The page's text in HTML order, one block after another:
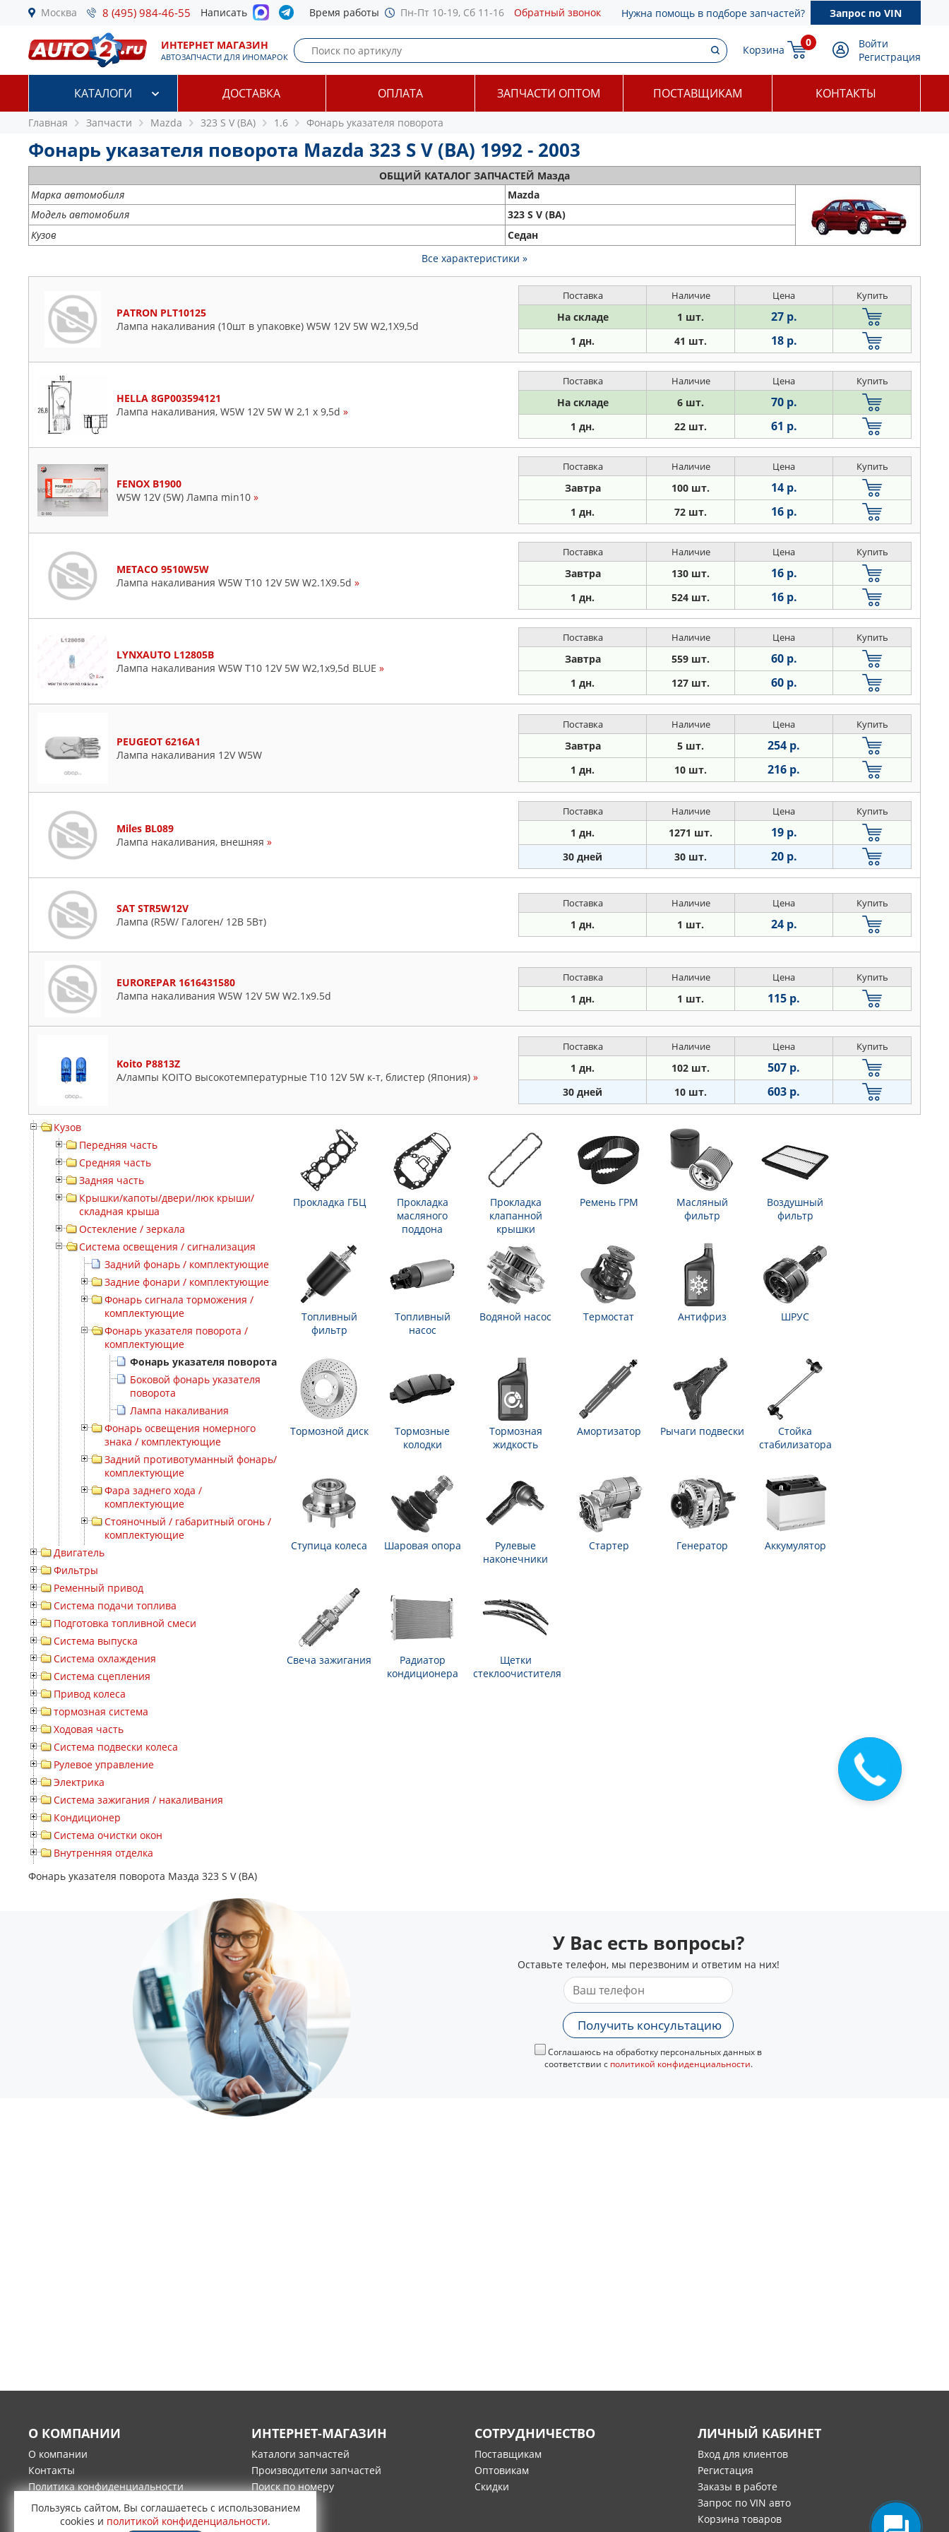
Москва 8 (495) 984-46-55 Написать Время работы Пн-Пт 10-19, Сб 11-16 Обратный звонок Нужна помощь в подборе запчастей? Запрос по VIN
ИНТЕРНЕТ МАГАЗИН
АВТОЗАПЧАСТИ ДЛЯ ИНОМАРОК
Корзина
0
Войти
Регистрация
КАТАЛОГИ ДОСТАВКА ОПЛАТА ЗАПЧАСТИ ОПТОМ ПОСТАВЩИКАМ КОНТАКТЫ
Главная Запчасти Mazda 323 S V (BA) 1.6 Фонарь указателя поворота
Фонарь указателя поворота Mazda 323 S V (BA) 1992 - 2003
ОБЩИЙ КАТАЛОГ ЗАПЧАСТЕЙ Мазда
Марка автомобиля
Mazda
Модель автомобиля
323 S V (BA)
Кузов
Седан
Все характеристики »
PATRON PLT10125
Лампа накаливания (10шт в упаковке) W5W 12V 5W W2,1X9,5d
Поставка Наличие Цена Купить
На складе 1 шт. 27 р.
1 дн. 41 шт. 18 р.
HELLA 8GP003594121
Лампа накаливания, W5W 12V 5W W 2,1 x 9,5d »
Поставка Наличие Цена Купить
На складе 6 шт. 70 р.
1 дн. 22 шт. 61 р.
FENOX B1900
W5W 12V (5W) Лампа min10 »
Поставка Наличие Цена Купить
Завтра 100 шт. 14 р.
1 дн. 72 шт. 16 р.
METACO 9510W5W
Лампа накаливания W5W T10 12V 5W W2.1X9.5d »
Поставка Наличие Цена Купить
Завтра 130 шт. 16 р.
1 дн. 524 шт. 16 р.
LYNXAUTO L12805B
Лампа накаливания W5W T10 12V 5W W2,1x9,5d BLUE »
Поставка Наличие Цена Купить
Завтра 559 шт. 60 р.
1 дн. 127 шт. 60 р.
PEUGEOT 6216A1
Лампа накаливания 12V W5W
Поставка Наличие Цена Купить
Завтра 5 шт. 254 р.
1 дн. 10 шт. 216 р.
Miles BL089
Лампа накаливания, внешняя »
Поставка Наличие Цена Купить
1 дн. 1271 шт. 19 р.
30 дней 30 шт. 20 р.
SAT STR5W12V
Лампа (R5W/ Галоген/ 12В 5Вт)
Поставка Наличие Цена Купить
1 дн. 1 шт. 24 р.
EUROREPAR 1616431580
Лампа накаливания W5W 12V 5W W2.1x9.5d
Поставка Наличие Цена Купить
1 дн. 1 шт. 115 р.
Koito P8813Z
А/лампы KOITO высокотемпературные T10 12V 5W к-т, блистер (Япония) »
Поставка Наличие Цена Купить
1 дн. 102 шт. 507 р.
30 дней 10 шт. 603 р.
Кузов
Передняя часть
Средняя часть
Задняя часть
Крышки/капоты/двери/люк крыши/
складная крыша
Остекление / зеркала
Система освещения / сигнализация
Задний фонарь / комплектующие
Задние фонари / комплектующие
Фонарь сигнала торможения /
комплектующие
Фонарь указателя поворота /
комплектующие
Фонарь указателя поворота
Боковой фонарь указателя
поворота
Лампа накаливания
Фонарь освещения номерного
знака / комплектующие
Задний противотуманный фонарь/
комплектующие
Фара заднего хода /
комплектующие
Стояночный / габаритный огонь /
комплектующие
Двигатель
Фильтры
Ременный привод
Система подачи топлива
Подготовка топливной смеси
Система выпуска
Система охлаждения
Система сцепления
Привод колеса
тормозная система
Ходовая часть
Система подвески колеса
Рулевое управление
Электрика
Система зажигания / накаливания
Кондиционер
Система очистки окон
Внутренняя отделка
Прокладка ГБЦ
Прокладка
масляного
поддона
Прокладка
клапанной
крышки
Ремень ГРМ
Масляный
фильтр
Воздушный
фильтр
Топливный
фильтр
Топливный
насос
Водяной насос Термостат Антифриз ШРУС
Тормозной диск
Тормозные
колодки
Тормозная
жидкость
Амортизатор Рычаги подвески
Стойка
стабилизатора
Ступица колеса Шаровая опора
Рулевые
наконечники
Стартер Генератор Аккумулятор
Свеча зажигания
Радиатор
кондиционера
Щетки
стеклоочистителя
Фонарь указателя поворота Мазда 323 S V (BA)
У Вас есть вопросы?
Оставьте телефон, мы перезвоним и ответим на них!
Получить консультацию
Соглашаюсь на обработку персональных данных в
соответствии с политикой конфиденциальности.
О КОМПАНИИ
О компании
Контакты
Политика конфиденциальности
Гарантия и возврат товара
ИНТЕРНЕТ-МАГАЗИН
Каталоги запчастей
Производители запчастей
Поиск по номеру
Оплата
Доставка
СОТРУДНИЧЕСТВО
Поставщикам
Оптовикам
Скидки
ЛИЧНЫЙ КАБИНЕТ
Вход для клиентов
Регистация
Заказы в работе
Запрос по VIN авто
Корзина товаров
Пользуясь сайтом, Вы соглашаетесь с использованием
cookies и политикой конфиденциальности.
Закажите
звонок